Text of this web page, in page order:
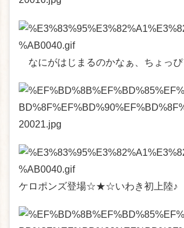
なにがはじまるのかなぁ、ちょっ
ケロポンズ登場☆★☆いわき初上陸♪